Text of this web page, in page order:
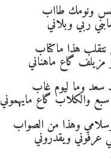
ونومك طااب
ربي وبلاني
هذا ماكتاب
گاع ماهناني
سعد وما ليوم غاب
والكلاب گاع مايهموني
وهذا من الصواب
عرفوني ويقدروني